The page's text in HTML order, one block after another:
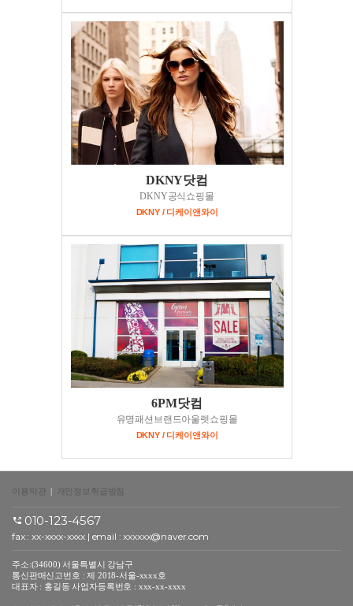
DKNY닷컴
DKNY공식쇼핑몰
DKNY / 디케이앤와이
6PM닷컴
유명패션브랜드아울렛쇼핑몰
DKNY / 디케이앤와이
이용약관 | 개인정보취급방침
010-123-4567
fax : xx-xxxx-xxxx | email : xxxxxx@naver.com
주소:(34600) 서울특별시 강남구
통신판매신고번호 : 제 2018-서울-xxxx호
대표자 : 홍길동 사업자등록번호 : xxx-xx-xxxx